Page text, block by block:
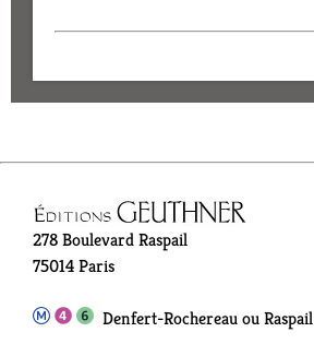
278 Boulevard Raspail
75014 Paris
Denfert-Rochereau ou Raspail